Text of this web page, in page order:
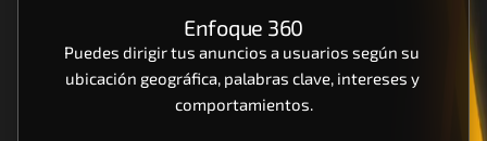
Enfoque 360
Puedes dirigir tus anuncios a usuarios según su
ubicación geográfica, palabras clave, intereses y
comportamientos.